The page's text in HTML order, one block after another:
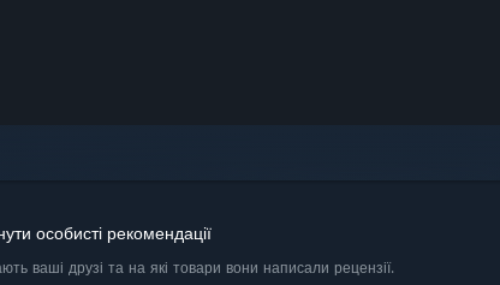
особисті рекомендації
ваші друзі та на які товари вони написали рецензії.